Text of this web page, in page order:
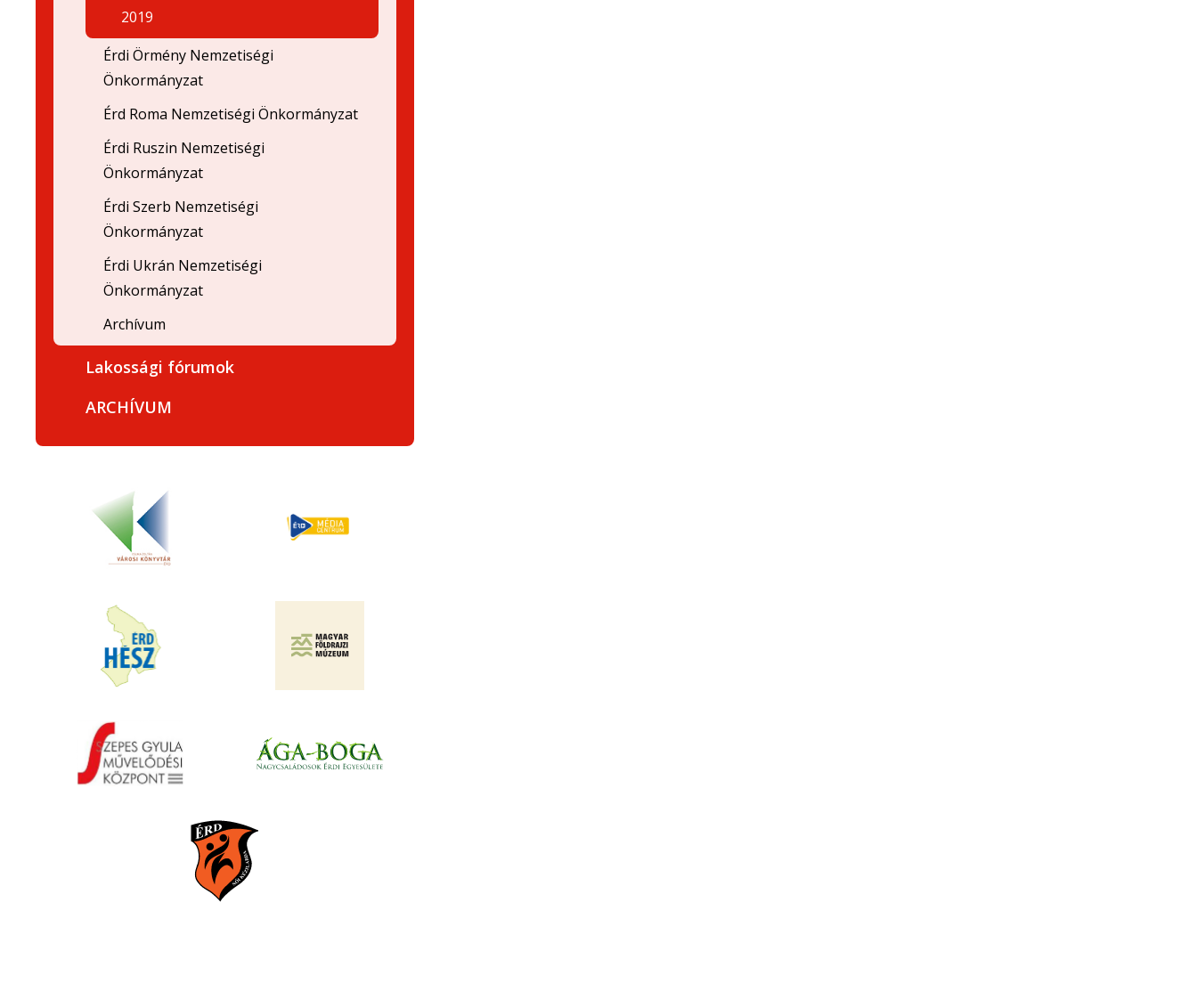
2019
Érdi Örmény Nemzetiségi
Önkormányzat
Érd Roma Nemzetiségi Önkormányzat
Érdi Ruszin Nemzetiségi
Önkormányzat
Érdi Szerb Nemzetiségi
Önkormányzat
Érdi Ukrán Nemzetiségi
Önkormányzat
Archívum
Lakossági fórumok
ARCHÍVUM